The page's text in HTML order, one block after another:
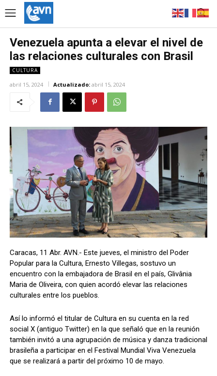
Venezuela apunta a elevar el nivel de
las relaciones culturales con Brasil
CULTURA
abril 15, 2024 Actualizado: abril 15, 2024
Caracas, 11 Abr. AVN.- Este jueves, el ministro del Poder
Popular para la Cultura, Ernesto Villegas, sostuvo un
encuentro con la embajadora de Brasil en el país, Glivânia
Maria de Oliveira, con quien acordó elevar las relaciones
culturales entre los pueblos.
Así lo informó el titular de Cultura en su cuenta en la red
social X (antiguo Twitter) en la que señaló que en la reunión
también invitó a una agrupación de música y danza tradicional
brasileña a participar en el Festival Mundial Viva Venezuela
que se realizará a partir del próximo 10 de mayo.